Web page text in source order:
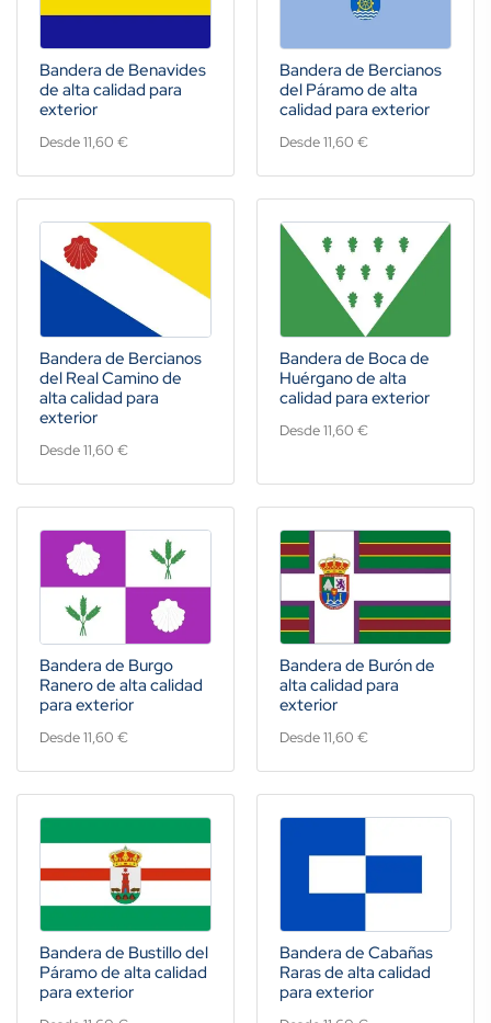
Bandera de Benavides
de alta calidad para
exterior
Desde 11,60 €
Bandera de Bercianos
del Páramo de alta
calidad para exterior
Desde 11,60 €
Bandera de Bercianos
del Real Camino de
alta calidad para
exterior
Desde 11,60 €
Bandera de Boca de
Huérgano de alta
calidad para exterior
Desde 11,60 €
Bandera de Burgo
Ranero de alta calidad
para exterior
Desde 11,60 €
Bandera de Burón de
alta calidad para
exterior
Desde 11,60 €
Bandera de Bustillo del
Páramo de alta calidad
para exterior
Bandera de Cabañas
Raras de alta calidad
para exterior